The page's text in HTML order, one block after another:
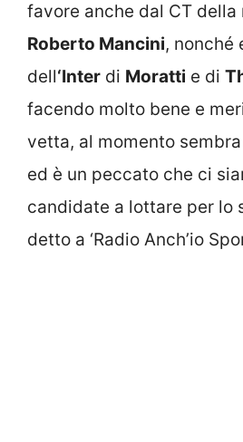
favore anche dal CT della
Roberto Mancini, nonché
dell‘Inter di Moratti e di
facendo molto bene e
vetta, al momento
ed è un peccato che ci
candidate a lottare per lo
detto a ‘Radio Anch’io